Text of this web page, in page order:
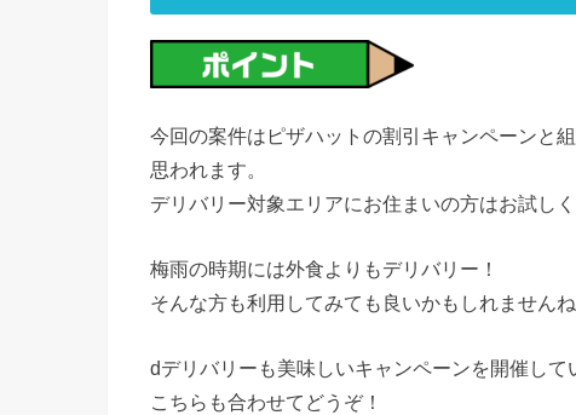
今回の案件はピザハットの割引キャンペーンと
思われます。
デリバリー対象エリアにお住まいの方はお試しく
梅雨の時期には外食よりもデリバリー！
そんな方も利用してみても良いかもしれませんね
dデリバリーも美味しいキャンペーンを開催して
こちらも合わせてどうぞ！